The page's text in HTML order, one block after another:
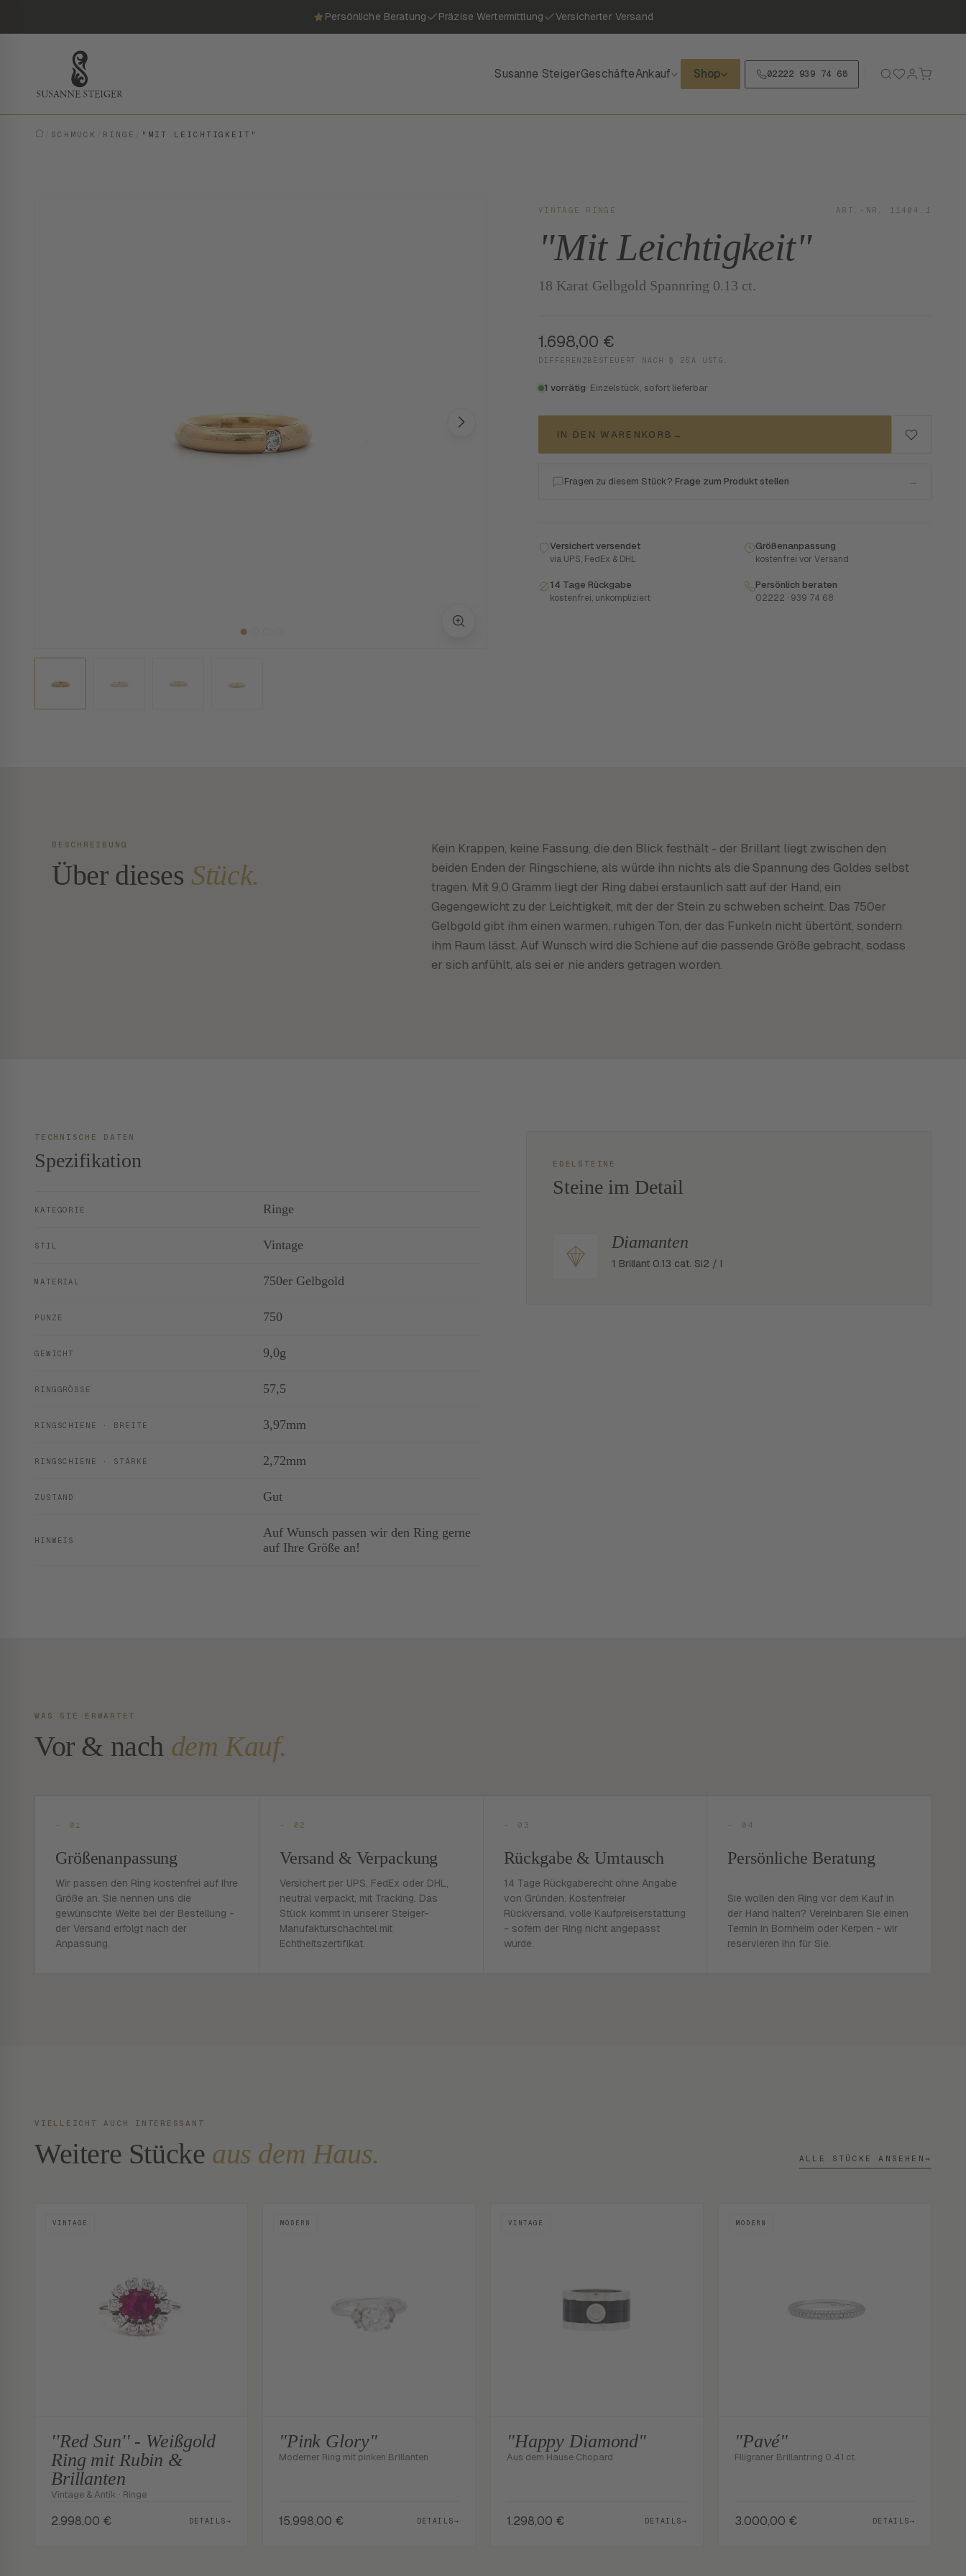
Persönliche Beratung Präzise Wertermittlung Versicherter Versand
Susanne SteigerGeschäfteAnkauf Shop 02222 939 74 68
SCHMUCK RINGE "MIT LEICHTIGKEIT"
VINTAGE RINGE ART.-NR. 11404.1
"Mit Leichtigkeit"
18 Karat Gelbgold Spannring 0.13 ct.
1.698,00 €
DIFFERENZBESTEUERT NACH § 25A USTG.
1 vorrätig· Einzelstück, sofort lieferbar
IN DEN WARENKORB →
Fragen zu diesem Stück? Frage zum Produkt stellen →
Versichert versendet
via UPS, FedEx & DHL
Größenanpassung
kostenfrei vor Versand
14 Tage Rückgabe
kostenfrei, unkompliziert
Persönlich beraten
02222 · 939 74 68
BESCHREIBUNG
Über dieses Stück.
Kein Krappen, keine Fassung, die den Blick festhält - der Brillant liegt zwischen den
beiden Enden der Ringschiene, als würde ihn nichts als die Spannung des Goldes selbst
tragen. Mit 9,0 Gramm liegt der Ring dabei erstaunlich satt auf der Hand, ein
Gegengewicht zu der Leichtigkeit, mit der der Stein zu schweben scheint. Das 750er
Gelbgold gibt ihm einen warmen, ruhigen Ton, der das Funkeln nicht übertönt, sondern
ihm Raum lässt. Auf Wunsch wird die Schiene auf die passende Größe gebracht, sodass
er sich anfühlt, als sei er nie anders getragen worden.
TECHNISCHE DATEN
Spezifikation
KATEGORIE Ringe
STIL Vintage
MATERIAL 750er Gelbgold
PUNZE 750
GEWICHT 9,0g
RINGGRÖSSE 57,5
RINGSCHIENE · BREITE 3,97mm
RINGSCHIENE · STÄRKE 2,72mm
ZUSTAND Gut
HINWEIS
Auf Wunsch passen wir den Ring gerne
auf Ihre Größe an!
EDELSTEINE
Steine im Detail
Diamanten
1 Brillant 0.13 cat. Si2 / I
WAS SIE ERWARTET
Vor & nach dem Kauf.
- 01
Größenanpassung
Wir passen den Ring kostenfrei auf Ihre
Größe an. Sie nennen uns die
gewünschte Weite bei der Bestellung -
der Versand erfolgt nach der
Anpassung.
- 02
Versand & Verpackung
Versichert per UPS, FedEx oder DHL,
neutral verpackt, mit Tracking. Das
Stück kommt in unserer Steiger-
Manufakturschachtel mit
Echtheitszertifikat.
- 03
Rückgabe & Umtausch
14 Tage Rückgaberecht ohne Angabe
von Gründen. Kostenfreier
Rückversand, volle Kaufpreiserstattung
- sofern der Ring nicht angepasst
wurde.
- 04
Persönliche Beratung
Sie wollen den Ring vor dem Kauf in
der Hand halten? Vereinbaren Sie einen
Termin in Bornheim oder Kerpen - wir
reservieren ihn für Sie.
VIELLEICHT AUCH INTERESSANT
Weitere Stücke aus dem Haus. ALLE STÜCKE ANSEHEN →
VINTAGE
''Red Sun'' - Weißgold
Ring mit Rubin &
Brillanten
Vintage & Antik · Ringe
2.998,00 € DETAILS→
MODERN
"Pink Glory"
Moderner Ring mit pinken Brillanten
15.998,00 € DETAILS→
VINTAGE
"Happy Diamond"
Aus dem Hause Chopard
1.298,00 € DETAILS→
MODERN
"Pavé"
Filigraner Brillantring 0.41 ct.
3.000,00 € DETAILS→